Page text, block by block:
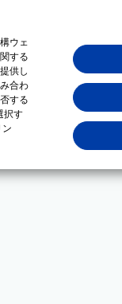
ウェ
する
供し
合わ
する
択す